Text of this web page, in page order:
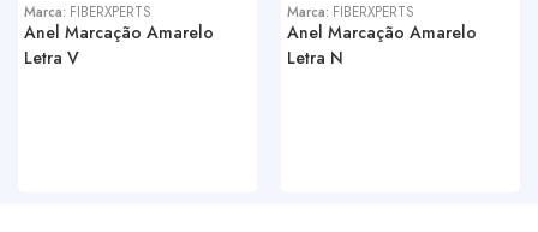
Marca: FIBERXPERTS
Anel Marcação Amarelo
Letra V
Marca: FIBERXPERTS
Anel Marcação Amarelo
Letra N